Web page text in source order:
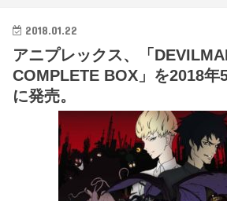
2018.01.22
アニプレックス、「
COMPLETE BOX」を2018年
に発売。